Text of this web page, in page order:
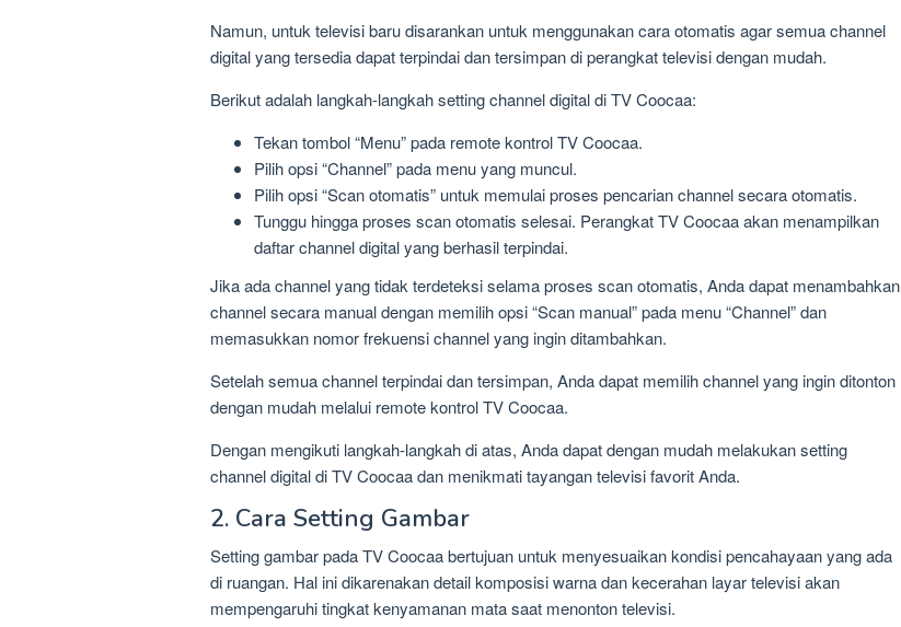
Namun, untuk televisi baru disarankan untuk menggunakan cara otomatis agar semua channel
digital yang tersedia dapat terpindai dan tersimpan di perangkat televisi dengan mudah.
Berikut adalah langkah-langkah setting channel digital di TV Coocaa:
Tekan tombol “Menu” pada remote kontrol TV Coocaa.
Pilih opsi “Channel” pada menu yang muncul.
Pilih opsi “Scan otomatis” untuk memulai proses pencarian channel secara otomatis.
Tunggu hingga proses scan otomatis selesai. Perangkat TV Coocaa akan menampilkan
daftar channel digital yang berhasil terpindai.
Jika ada channel yang tidak terdeteksi selama proses scan otomatis, Anda dapat menambahkan
channel secara manual dengan memilih opsi “Scan manual” pada menu “Channel” dan
memasukkan nomor frekuensi channel yang ingin ditambahkan.
Setelah semua channel terpindai dan tersimpan, Anda dapat memilih channel yang ingin ditonton
dengan mudah melalui remote kontrol TV Coocaa.
Dengan mengikuti langkah-langkah di atas, Anda dapat dengan mudah melakukan setting
channel digital di TV Coocaa dan menikmati tayangan televisi favorit Anda.
2. Cara Setting Gambar
Setting gambar pada TV Coocaa bertujuan untuk menyesuaikan kondisi pencahayaan yang ada
di ruangan. Hal ini dikarenakan detail komposisi warna dan kecerahan layar televisi akan
mempengaruhi tingkat kenyamanan mata saat menonton televisi.